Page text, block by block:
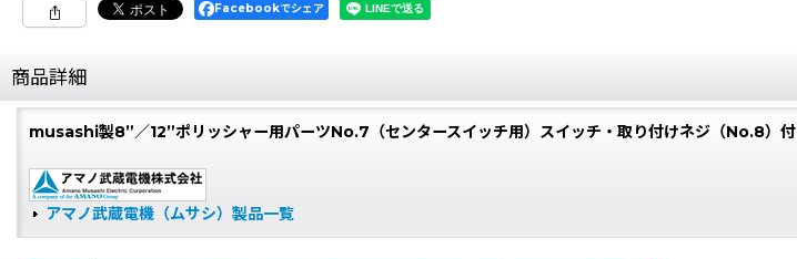
Facebookでシェア
商品詳細
musashi製8”／12”ポリッシャー用パーツNo.7（センタースイッチ用）スイッチ・取り付けネジ（No.8）付
アマノ武蔵電機（ムサシ）製品一覧